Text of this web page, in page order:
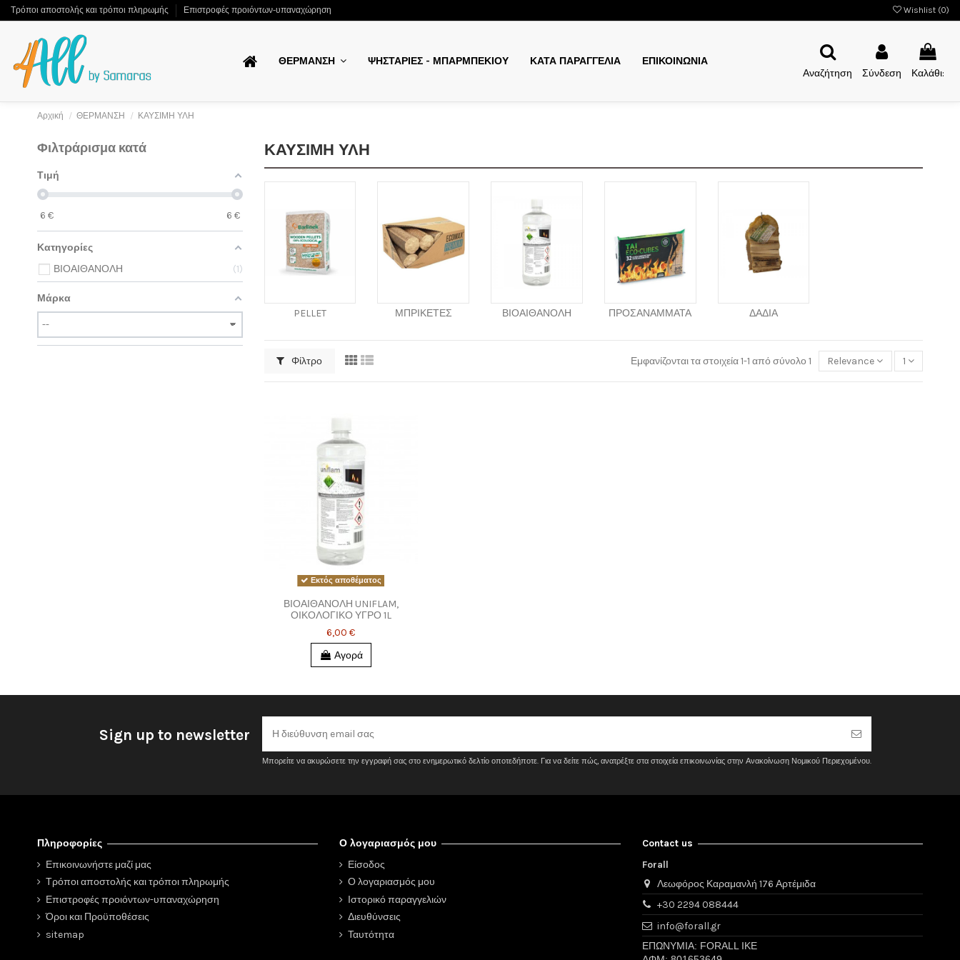
Τρόποι αποστολής και τρόποι πληρωμής Επιστροφές προιόντων-υπαναχώρηση Wishlist (0)
ΘΕΡΜΑΝΣΗ ΨΗΣΤΑΡΙΕΣ - ΜΠΑΡΜΠΕΚΙΟΥ ΚΑΤΑ ΠΑΡΑΓΓΕΛΙΑ
ΕΠΙΚΟΙΝΩΝΙΑ
Αναζήτηση
Σύνδεση Καλάθι:
Αρχική ΘΕΡΜΑΝΣΗ ΚΑΥΣΙΜΗ ΥΛΗ
ΚΑΥΣΙΜΗ ΥΛΗ
PELLET ΜΠΡΙΚΕΤΕΣ ΒΙΟΑΙΘΑΝΟΛΗ ΠΡΟΣΑΝΑΜΜΑΤΑ ΔΑΔΙΑ
Φίλτρο Εμφανίζονται τα στοιχεία 1-1 από σύνολο 1 Relevance 1
Εκτός αποθέματος
ΒΙΟΑΙΘΑΝΟΛΗ UNIFLAM,
ΟΙΚΟΛΟΓΙΚΟ ΥΓΡΟ 1L
6,00 €
Αγορά
Φιλτράρισμα κατά
Τιμή
6 € 6 €
Κατηγορίες
ΒΙΟΑΙΘΑΝΟΛΗ
1
Μάρκα
Sign up to newsletter
Μπορείτε να ακυρώσετε την εγγραφή σας στο ενημερωτικό δελτίο οποτεδήποτε. Για να δείτε πώς, ανατρέξτε στα στοιχεία επικοινωνίας στην Ανακοίνωση Νομικού Περιεχομένου.
Πληροφορίες
Επικοινωνήστε μαζί μας
Τρόποι αποστολής και τρόποι πληρωμής
Επιστροφές προιόντων-υπαναχώρηση
Όροι και Προϋποθέσεις
sitemap
Ο λογαριασμός μου
Είσοδος
Ο λογαριασμός μου
Ιστορικό παραγγελιών
Διευθύνσεις
Ταυτότητα
Contact us
Forall
Λεωφόρος Καραμανλή 176 Αρτέμιδα
+30 2294 088444
info@forall.gr
ΕΠΩΝΥΜΙΑ: FORALL IKE